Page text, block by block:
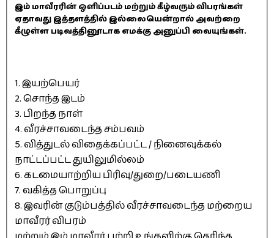
இம் மாவீரரின் ஒளிப்படம் மற்றும் கீழ்வரும் விபரங்கள்
ஏதாவது இத்தளத்தில் இல்லையென்றால் அவற்றை
கீழுள்ள படிவத்தினூடாக எமக்கு அனுப்பி வையுங்கள்.
1. இயற்பெயர்
2. சொந்த இடம்
3. பிறந்த நாள்
4. வீரச்சாவடைந்த சம்பவம்
5. வித்துடல் விதைக்கப்பட்ட / நினைவுக்கல்
நாட்டப்பட்ட துயிலுமில்லம்
6. கடமையாற்றிய பிரிவு/துறை/படையணி
7. வகித்த பொறுப்பு
8. இவரின் குடும்பத்தில் வீரச்சாவடைந்த மற்றைய
மாவீரர் விபரம்